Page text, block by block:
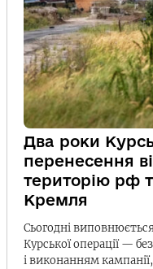
Два роки
перенесення
територію рф
Кремля
Сьогодні
Курської операції —
і виконанням кампанії,